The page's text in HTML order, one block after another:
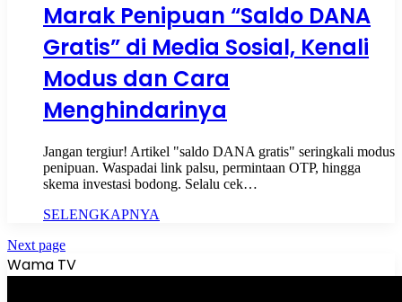
Marak Penipuan “Saldo DANA
Gratis” di Media Sosial, Kenali
Modus dan Cara
Menghindarinya
Jangan tergiur! Artikel "saldo DANA gratis" seringkali modus
penipuan. Waspadai link palsu, permintaan OTP, hingga
skema investasi bodong. Selalu cek…
SELENGKAPNYA
Next page
Wama TV